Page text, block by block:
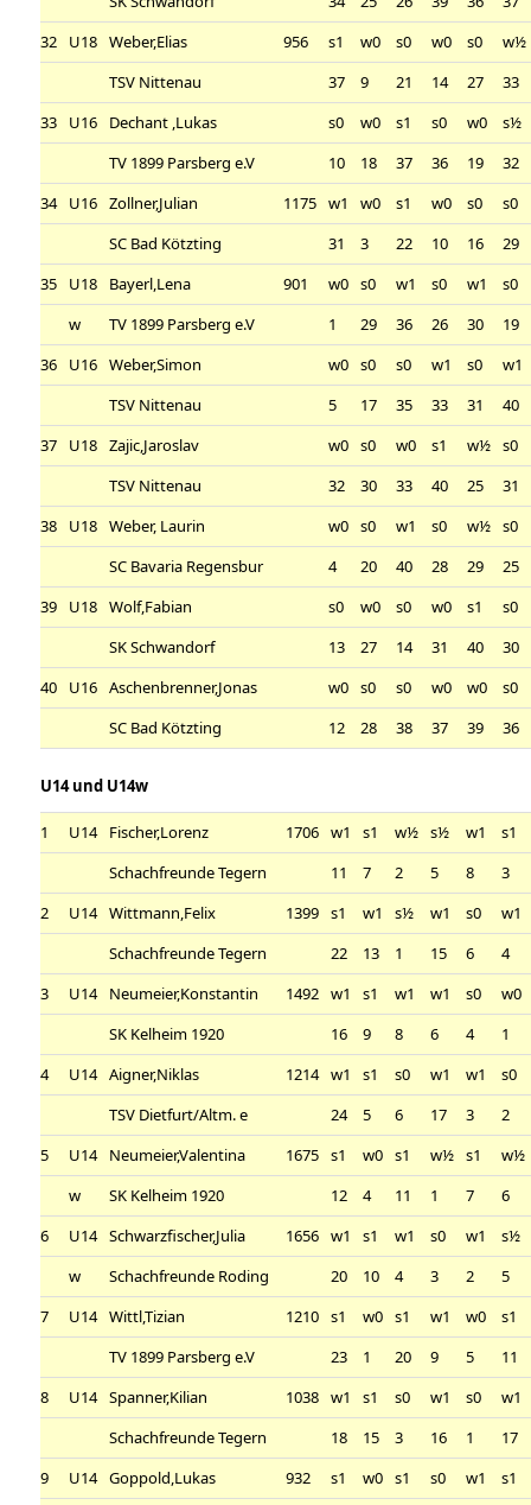
32
U18 Weber,Elias 956 s1 w0 s0 w0 s0
w½
TSV Nittenau
37 9 21 14 27
33
33
U16 Dechant ,Lukas s0 w0 s1 s0 w0
s½
TV 1899 Parsberg e.V
10 18 37 36 19
32
34
U16 Zollner,Julian 1175 w1 w0 s1 w0 s0
s0
SC Bad Kötzting
31 3 22 10 16
29
35
U18 Bayerl,Lena 901 w0 s0 w1 s0 w1
s0
w
TV 1899 Parsberg e.V 1 29 36 26 30
19
36
U16 Weber,Simon w0 s0 s0 w1 s0
w1
TSV Nittenau
5 17 35 33 31
40
37
U18 Zajic,Jaroslav w0 s0 w0 s1 w½ s0
TSV Nittenau
32 30 33 40 25
31
38
U18 Weber, Laurin w0 s0 w1 s0 w½ s0
SC Bavaria Regensbur
4 20 40 28 29
25
39
U18 Wolf,Fabian s0 w0 s0 w0 s1
s0
SK Schwandorf
13 27 14 31 40
30
40
U16 Aschenbrenner,Jonas w0 s0 s0 w0 w0
s0
SC Bad Kötzting
12 28 38 37 39 36
U14 und U14w
1 U14 Fischer,Lorenz 1706 w1 s1 w½ s½ w1
s1
Schachfreunde Tegern
11 7 2 5 8
3
2
U14 Wittmann,Felix 1399 s1 w1 s½ w1 s0
w1
Schachfreunde Tegern
22 13 1 15 6
4
3
U14 Neumeier,Konstantin 1492 w1 s1 w1 w1 s0
w0
SK Kelheim 1920
16 9 8 6 4
1
4
U14 Aigner,Niklas 1214 w1 s1 s0 w1 w1
s0
TSV Dietfurt/Altm. e
24 5 6 17 3
2
5
U14 Neumeier,Valentina 1675 s1 w0 s1 w½ s1
w½
w
SK Kelheim 1920 12 4 11 1 7
6
6
U14 Schwarzfischer,Julia 1656 w1 s1 w1 s0 w1
s½
w
Schachfreunde Roding 20 10 4 3 2
5
7
U14 Wittl,Tizian 1210 s1 w0 s1 w1 w0
s1
TV 1899 Parsberg e.V
23 1 20 9 5
11
8
U14 Spanner,Kilian 1038 w1 s1 s0 w1 s0
w1
Schachfreunde Tegern
18 15 3 16 1
17
9
U14 Goppold,Lukas 932 s1 w0 s1 s0 w1
s1